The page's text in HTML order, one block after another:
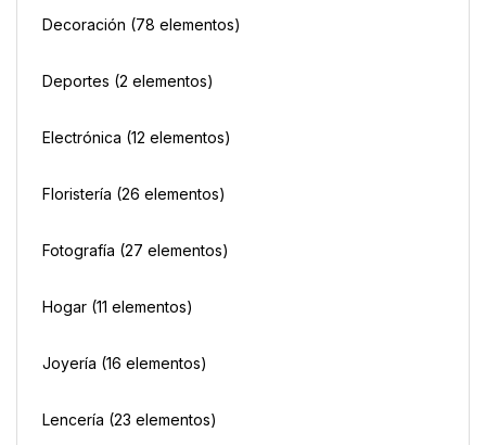
Decoración (78 elementos)
Deportes (2 elementos)
Electrónica (12 elementos)
Floristería (26 elementos)
Fotografía (27 elementos)
Hogar (11 elementos)
Joyería (16 elementos)
Lencería (23 elementos)